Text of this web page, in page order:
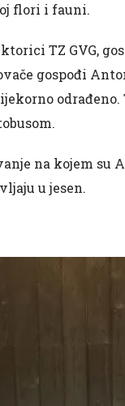
flori i fauni.
TZ GVG,
gospođi
na kojem su
u jesen.